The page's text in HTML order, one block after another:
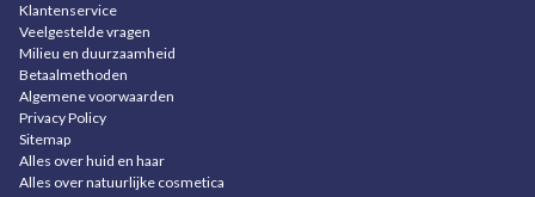
Klantenservice
Veelgestelde vragen
Milieu en duurzaamheid
Betaalmethoden
Algemene voorwaarden
Privacy Policy
Sitemap
Alles over huid en haar
Alles over natuurlijke cosmetica